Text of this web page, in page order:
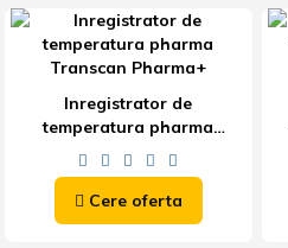
Inregistrator de
temperatura pharma
Transcan Pharma+
Cere oferta